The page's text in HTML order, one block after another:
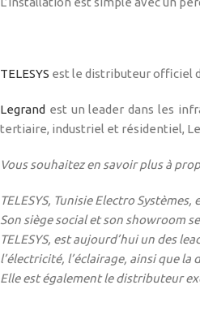
TELESYS est le distributeur officiel
Legrand est un leader dans les
tertiaire, industriel et résidentiel,
Vous souhaitez en savoir plus à
TELESYS, Tunisie Electro
Son siège social et son showroom
TELESYS, est aujourd’hui un des
l’électricité, l’éclairage, ainsi que
Elle est également le distributeur